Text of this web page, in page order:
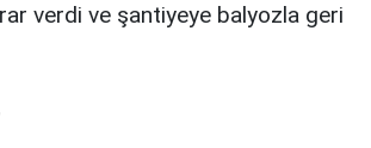
verdi ve şantiyeye balyozla geri